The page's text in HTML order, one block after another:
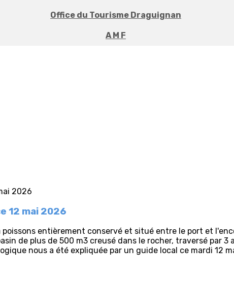
Office du Tourisme Draguignan
A M F
12 mai 2026
entièrement conservé et situé entre le port et
de plus de 500 m3 creusé dans le rocher, traversé par 3
nous a été expliquée par un guide local ce mardi 12